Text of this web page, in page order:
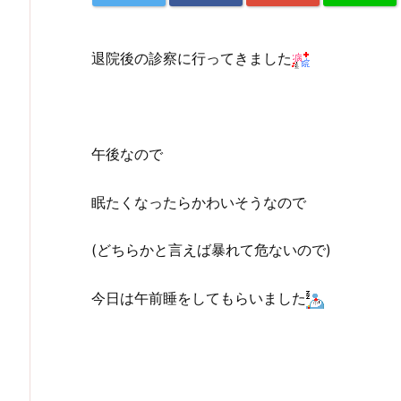
退院後の診察に行ってきました
午後なので
眠たくなったらかわいそうなので
(どちらかと言えば暴れて危ないので)
今日は午前睡をしてもらいました